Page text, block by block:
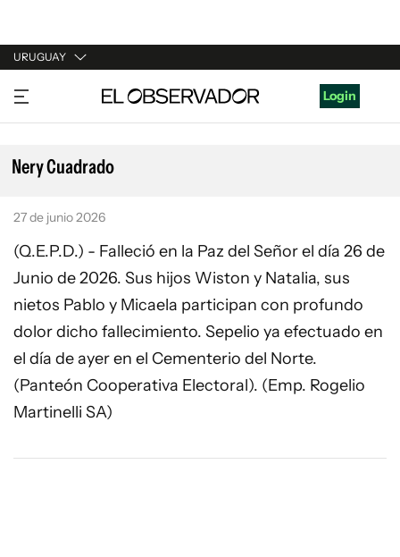
URUGUAY
URUGUAY
ARGENTINA
ESPAÑA
Login
Nery Cuadrado
27 de junio 2026
(Q.E.P.D.) - Falleció en la Paz del Señor el día 26 de
Junio de 2026. Sus hijos Wiston y Natalia, sus
nietos Pablo y Micaela participan con profundo
dolor dicho fallecimiento. Sepelio ya efectuado en
el día de ayer en el Cementerio del Norte.
(Panteón Cooperativa Electoral). (Emp. Rogelio
Martinelli SA)